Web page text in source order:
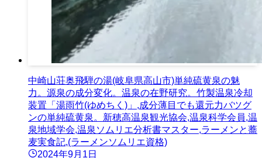
中崎山荘奥飛騨の湯(岐阜県高山市)単純硫黄泉の魅
力。源泉の成分変化。温泉の在野研究。竹製温泉冷却
装置「湯雨竹(ゆめちく)」,成分薄目でも還元力バツグ
ンの単純硫黄泉。新穂高温泉観光協会,温泉科学会員,温
泉地域学会,温泉ソムリエ分析書マスター,ラーメンと蕎
麦実食記,(ラーメンソムリエ資格)
2024年9月1日